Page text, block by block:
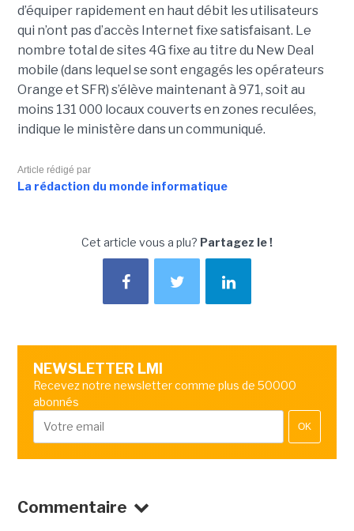
d’équiper rapidement en haut débit les utilisateurs
qui n’ont pas d’accès Internet fixe satisfaisant. Le
nombre total de sites 4G fixe au titre du New Deal
mobile (dans lequel se sont engagés les opérateurs
Orange et SFR) s’élève maintenant à 971, soit au
moins 131 000 locaux couverts en zones reculées,
indique le ministère dans un communiqué.
Article rédigé par
La rédaction du monde informatique
Cet article vous a plu? Partagez le !
NEWSLETTER LMI
Recevez notre newsletter comme plus de 50000
abonnés
OK
Commentaire